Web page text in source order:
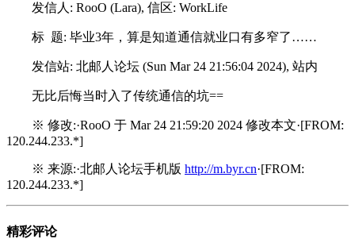
发信人: RooO (Lara), 信区: WorkLife
标 题: 毕业3年，算是知道通信就业口有多窄了……
发信站: 北邮人论坛 (Sun Mar 24 21:56:04 2024), 站内
无比后悔当时入了传统通信的坑==
※ 修改:·RooO 于 Mar 24 21:59:20 2024 修改本文·[FROM:
120.244.233.*]
※ 来源:·北邮人论坛手机版 http://m.byr.cn·[FROM:
120.244.233.*]
精彩评论